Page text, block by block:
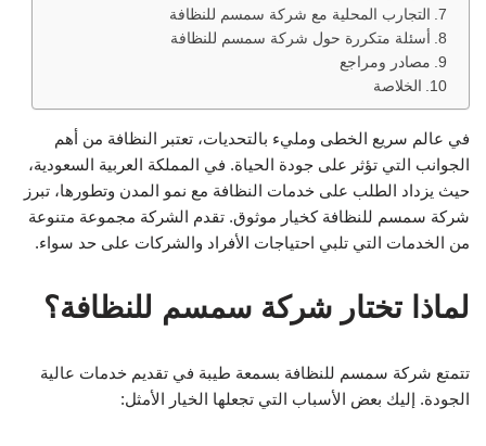
التجارب المحلية مع شركة سمسم للنظافة
أسئلة متكررة حول شركة سمسم للنظافة
مصادر ومراجع
الخلاصة
في عالم سريع الخطى ومليء بالتحديات، تعتبر النظافة من أهم
الجوانب التي تؤثر على جودة الحياة. في المملكة العربية السعودية،
حيث يزداد الطلب على خدمات النظافة مع نمو المدن وتطورها، تبرز
شركة سمسم للنظافة كخيار موثوق. تقدم الشركة مجموعة متنوعة
من الخدمات التي تلبي احتياجات الأفراد والشركات على حد سواء.
لماذا تختار شركة سمسم للنظافة؟
تتمتع شركة سمسم للنظافة بسمعة طيبة في تقديم خدمات عالية
الجودة. إليك بعض الأسباب التي تجعلها الخيار الأمثل: